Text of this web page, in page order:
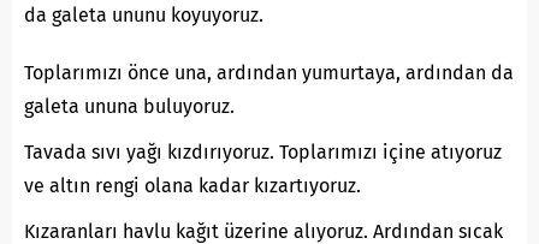
da galeta ununu koyuyoruz.
Toplarımızı önce una, ardından yumurtaya, ardından da
galeta ununa buluyoruz.
Tavada sıvı yağı kızdırıyoruz. Toplarımızı içine atıyoruz
ve altın rengi olana kadar kızartıyoruz.
Kızaranları havlu kağıt üzerine alıyoruz. Ardından sıcak